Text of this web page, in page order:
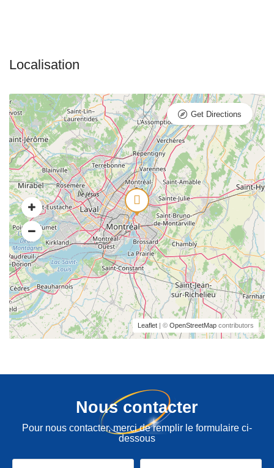
Leaflet | © OpenStreetMap contributors
Get Directions
Nous contacter
Pour nous contacter, merci de remplir le formulaire ci-
dessous